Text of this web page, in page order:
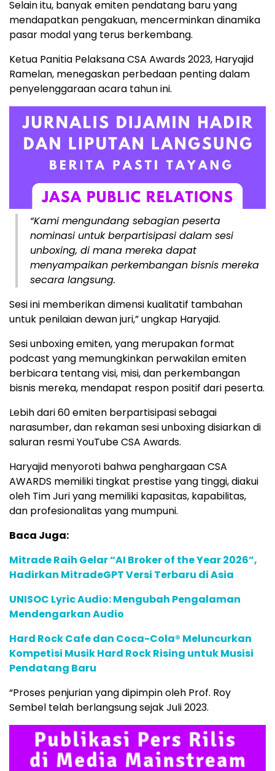
Selain itu, banyak emiten pendatang baru yang
mendapatkan pengakuan, mencerminkan dinamika
pasar modal yang terus berkembang.
Ketua Panitia Pelaksana CSA Awards 2023, Haryajid
Ramelan, menegaskan perbedaan penting dalam
penyelenggaraan acara tahun ini.
“Kami mengundang sebagian peserta
nominasi untuk berpartisipasi dalam sesi
unboxing, di mana mereka dapat
menyampaikan perkembangan bisnis mereka
secara langsung.
Sesi ini memberikan dimensi kualitatif tambahan
untuk penilaian dewan juri,” ungkap Haryajid.
Sesi unboxing emiten, yang merupakan format
podcast yang memungkinkan perwakilan emiten
berbicara tentang visi, misi, dan perkembangan
bisnis mereka, mendapat respon positif dari peserta.
Lebih dari 60 emiten berpartisipasi sebagai
narasumber, dan rekaman sesi unboxing disiarkan di
saluran resmi YouTube CSA Awards.
Haryajid menyoroti bahwa penghargaan CSA
AWARDS memiliki tingkat prestise yang tinggi, diakui
oleh Tim Juri yang memiliki kapasitas, kapabilitas,
dan profesionalitas yang mumpuni.
Baca Juga:
Mitrade Raih Gelar “AI Broker of the Year 2026”,
Hadirkan MitradeGPT Versi Terbaru di Asia
UNISOC Lyric Audio: Mengubah Pengalaman
Mendengarkan Audio
Hard Rock Cafe dan Coca-Cola® Meluncurkan
Kompetisi Musik Hard Rock Rising untuk Musisi
Pendatang Baru
“Proses penjurian yang dipimpin oleh Prof. Roy
Sembel telah berlangsung sejak Juli 2023.